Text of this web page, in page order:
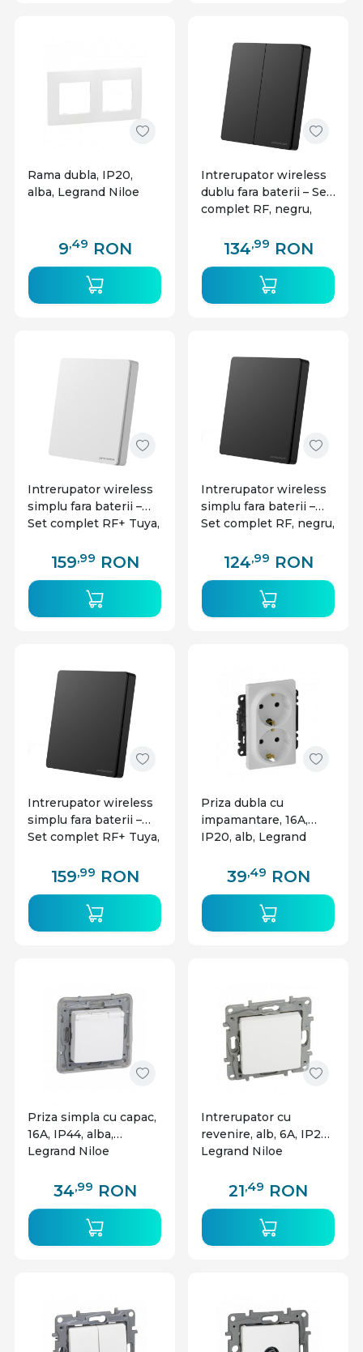
Rama dubla, IP20,
alba, Legrand Niloe
9,49 RON
Intrerupator wireless
dublu fara baterii – Set
complet RF, negru,
134,99 RON
Intrerupator wireless
simplu fara baterii –
Set complet RF+ Tuya,
159,99 RON
Intrerupator wireless
simplu fara baterii –
Set complet RF, negru,
124,99 RON
Intrerupator wireless
simplu fara baterii –
Set complet RF+ Tuya,
159,99 RON
Priza dubla cu
impamantare, 16A,
IP20, alb, Legrand
39,49 RON
Priza simpla cu capac,
16A, IP44, alba,
Legrand Niloe
34,99 RON
Intrerupator cu
revenire, alb, 6A, IP20,
Legrand Niloe
21,49 RON